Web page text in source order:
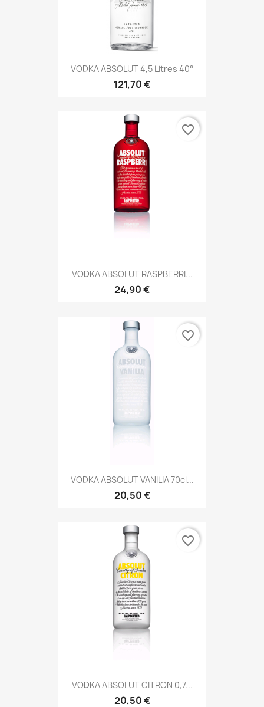
VODKA ABSOLUT 4,5 Litres 40°
121,70 €
VODKA ABSOLUT RASPBERRI...
24,90 €
favorite_border
VODKA ABSOLUT VANILIA 70cl...
20,50 €
favorite_border
VODKA ABSOLUT CITRON 0,7...
20,50 €
favorite_border